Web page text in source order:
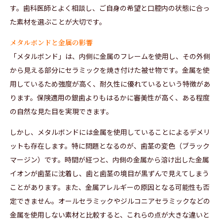
す。歯科医師とよく相談し、ご自身の希望と口腔内の状態に合っ
た素材を選ぶことが大切です。
メタルボンドと金属の影響
「メタルボンド」は、内側に金属のフレームを使用し、その外側
から見える部分にセラミックを焼き付けた被せ物です。金属を使
用しているため強度が高く、耐久性に優れているという特徴があ
ります。保険適用の銀歯よりもはるかに審美性が高く、ある程度
の自然な見た目を実現できます。
しかし、メタルボンドには金属を使用していることによるデメリ
ットも存在します。特に問題となるのが、歯茎の変色（ブラック
マージン）です。時間が経つと、内側の金属から溶け出した金属
イオンが歯茎に沈着し、歯と歯茎の境目が黒ずんで見えてしまう
ことがあります。また、金属アレルギーの原因となる可能性も否
定できません。オールセラミックやジルコニアセラミックなどの
金属を使用しない素材と比較すると、これらの点が大きな違いと